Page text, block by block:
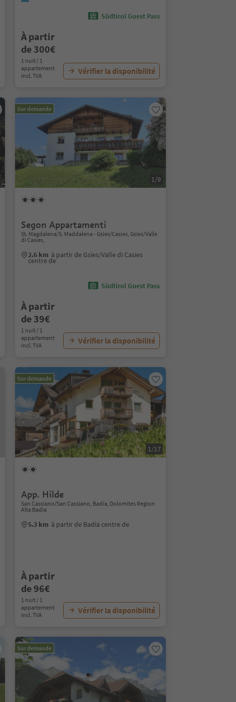
Südtirol Guest Pass
À partir
de 300€
1 nuit / 1
appartement
incl. TVA
Vérifier la disponibilité
Sur demande
1/9
Segon Appartamenti
St. Magdalena/S. Maddalena - Gsies/Casies, Gsies/Valle
di Casies,
2.6 km à partir de Gsies/Valle di Casies
centre de
Südtirol Guest Pass
À partir
de 39€
1 nuit / 1
appartement
incl. TVA
Vérifier la disponibilité
Sur demande
1/17
App. Hilde
San Cassiano/San Cassiano, Badia, Dolomites Region
Alta Badia
5.3 km à partir de Badia centre de
À partir
de 96€
1 nuit / 1
appartement
incl. TVA
Vérifier la disponibilité
Sur demande